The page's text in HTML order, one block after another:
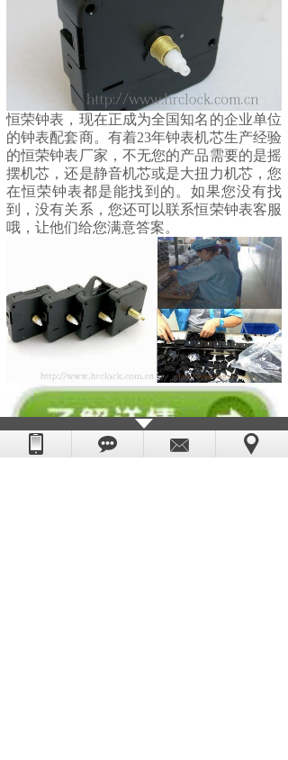
恒荣钟表，现在正成为全国知名的企业单位
的钟表配套商。有着23年钟表机芯生产经验
的恒荣钟表厂家，不无您的产品需要的是摇
摆机芯，还是静音机芯或是大扭力机芯，您
在恒荣钟表都是能找到的。如果您没有找
到，没有关系，您还可以联系恒荣钟表客服
哦，让他们给您满意答案。